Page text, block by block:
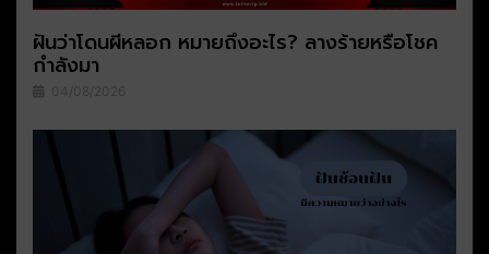
ฝันว่าโดนผีหลอก หมายถึงอะไร? ลางร้ายหรือโชค
กำลังมา
04/08/2026